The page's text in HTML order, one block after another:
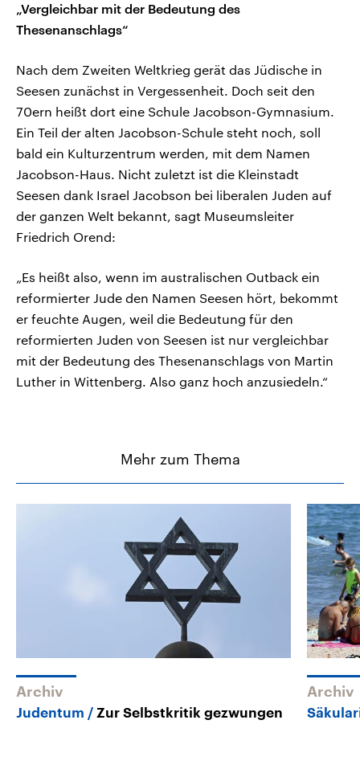
„Vergleichbar mit der Bedeutung des
Thesenanschlags“
Nach dem Zweiten Weltkrieg gerät das Jüdische in
Seesen zunächst in Vergessenheit. Doch seit den
70ern heißt dort eine Schule Jacobson-Gymnasium.
Ein Teil der alten Jacobson-Schule steht noch, soll
bald ein Kulturzentrum werden, mit dem Namen
Jacobson-Haus. Nicht zuletzt ist die Kleinstadt
Seesen dank Israel Jacobson bei liberalen Juden auf
der ganzen Welt bekannt, sagt Museumsleiter
Friedrich Orend:
„Es heißt also, wenn im australischen Outback ein
reformierter Jude den Namen Seesen hört, bekommt
er feuchte Augen, weil die Bedeutung für den
reformierten Juden von Seesen ist nur vergleichbar
mit der Bedeutung des Thesenanschlags von Martin
Luther in Wittenberg. Also ganz hoch anzusiedeln.“
Mehr zum Thema
Archiv
Judentum Zur Selbstkritik gezwungen
Archiv